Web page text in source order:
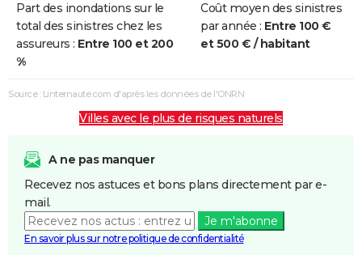
Inondations
et/ou
Coulées de
Boue
10/06/2000 10/06/2000 1 j Oui
Boue
Inondations
et/ou
Coulées de
Boue
22/09/1993 24/09/1993 3 j
Part des inondations sur le
total des sinistres chez les
assureurs : Entre 100 et 200
%
Coût moyen des sinistres
par année : Entre 100 €
et 500 € / habitant
Source : Linternaute.com d'après les données de l'ONRN
Villes avec le plus de risques naturels
A ne pas manquer
Recevez nos astuces et bons plans directement par e-
mail.
Je m'abonne
En savoir plus sur notre politique de confidentialité